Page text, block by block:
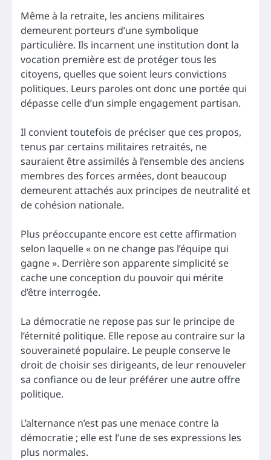
Même à la retraite, les anciens militaires
demeurent porteurs d’une symbolique
particulière. Ils incarnent une institution dont la
vocation première est de protéger tous les
citoyens, quelles que soient leurs convictions
politiques. Leurs paroles ont donc une portée qui
dépasse celle d’un simple engagement partisan.
Il convient toutefois de préciser que ces propos,
tenus par certains militaires retraités, ne
sauraient être assimilés à l’ensemble des anciens
membres des forces armées, dont beaucoup
demeurent attachés aux principes de neutralité et
de cohésion nationale.
Plus préoccupante encore est cette affirmation
selon laquelle « on ne change pas l’équipe qui
gagne ». Derrière son apparente simplicité se
cache une conception du pouvoir qui mérite
d’être interrogée.
La démocratie ne repose pas sur le principe de
l’éternité politique. Elle repose au contraire sur la
souveraineté populaire. Le peuple conserve le
droit de choisir ses dirigeants, de leur renouveler
sa confiance ou de leur préférer une autre offre
politique.
L’alternance n’est pas une menace contre la
démocratie ; elle est l’une de ses expressions les
plus normales.